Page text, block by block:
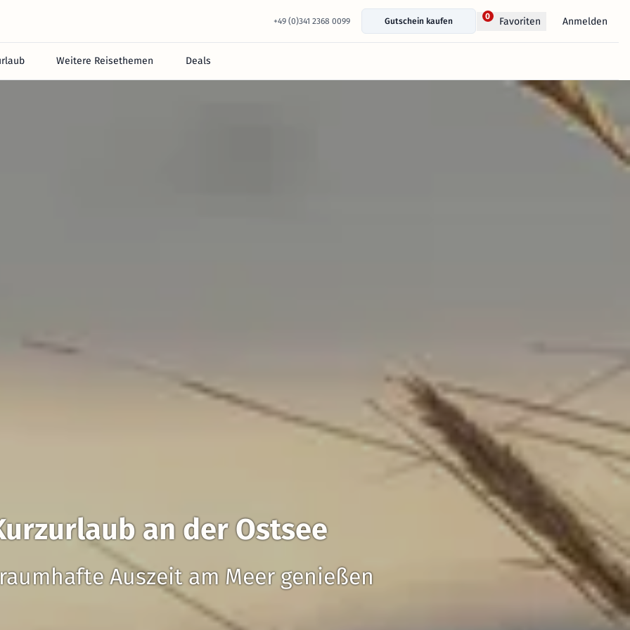
+49 (0)341 2368 0099 Gutschein kaufen
0 Favoriten Anmelden
Weitere Reisethemen Deals
an der Ostsee
Auszeit am Meer genießen